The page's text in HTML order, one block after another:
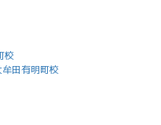
校
田有明町校